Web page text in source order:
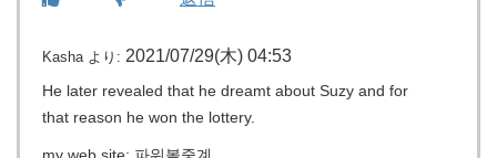
Kasha より: 2021/07/29(木) 04:53
He later revealed that he dreamt about Suzy and for
that reason he won the lottery.
my web site: 파워볼중계